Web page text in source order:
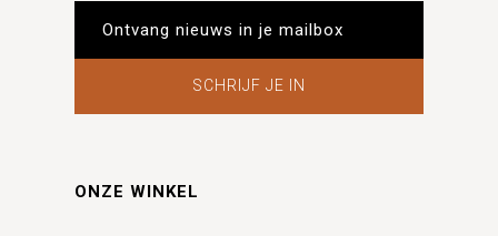
SCHRIJF JE IN
ONZE WINKEL